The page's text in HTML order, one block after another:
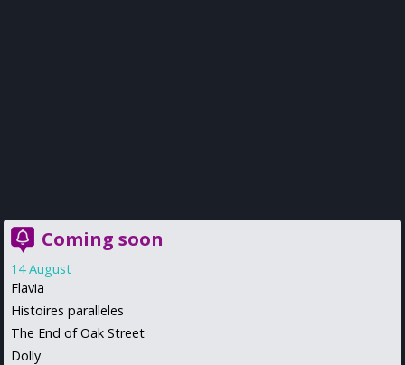
Coming soon
14 August
Flavia
Histoires paralleles
The End of Oak Street
Dolly